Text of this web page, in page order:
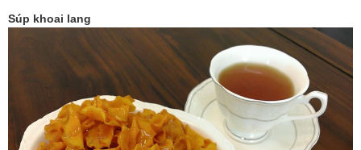
Súp khoai lang